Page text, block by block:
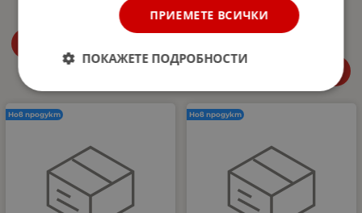
27.00 € / 52.81
Нов продукт Нов продукт
ПРИЕМЕТЕ ВСИЧКИ
ПОКАЖЕТЕ ПОДРОБНОСТИ